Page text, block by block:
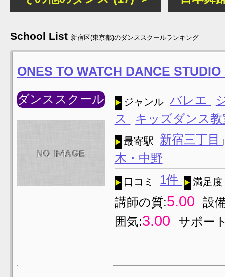
School List 新宿区(東京都)のダンススクールランキング
ONES TO WATCH DANCE
ダンススクール ジャンル バレエ
ス
キッズダンス
最寄駅
新宿三丁目
木・中野
口コミ 1件 満足度
講師の質:5.00
設
囲気:3.00 サポー